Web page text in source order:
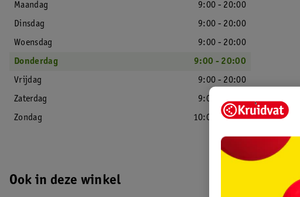
Maandag
9:00 - 20:00
Dinsdag
9:00 - 20:00
Woensdag
9:00 - 20:00
Donderdag
9:00 - 20:00
Vrijdag
9:00 - 20:00
Zaterdag
9:00 - 20:00
Zondag
10:00 - 20:00
Ook in deze winkel